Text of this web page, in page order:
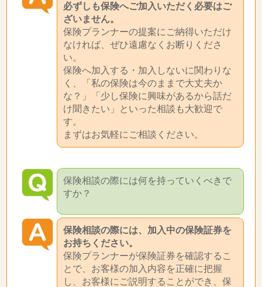
必ずしも保険へご加入いただく必要はご
ざいません。
保険プランナーの提案にご納得いただけ
なければ、ぜひ遠慮なくお断りくださ
い。
保険へ加入する・加入しないに関わりな
く、「私の保険は今のままで大丈夫か
な？」「少し保険に興味があるから話だ
け聞きたい」といった相談も大歓迎で
す。
まずはお気軽にご相談ください。
保険相談の際には何を持っていくべきで
すか？
保険相談の際には、加入中の保険証券を
お持ちください。
保険プランナーが保険証券を確認するこ
とで、お客様の加入内容を正確に把握
し、お客様にご説明することができ、保